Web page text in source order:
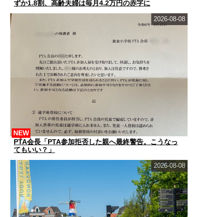
ずか1.8割、高齢夫婦は毎月4.2万円の赤字に
PTA会長「PTA参加拒否した親へ最終警告。こうなっ
てもいい？」
NEW
2026-08-08
2026-08-08